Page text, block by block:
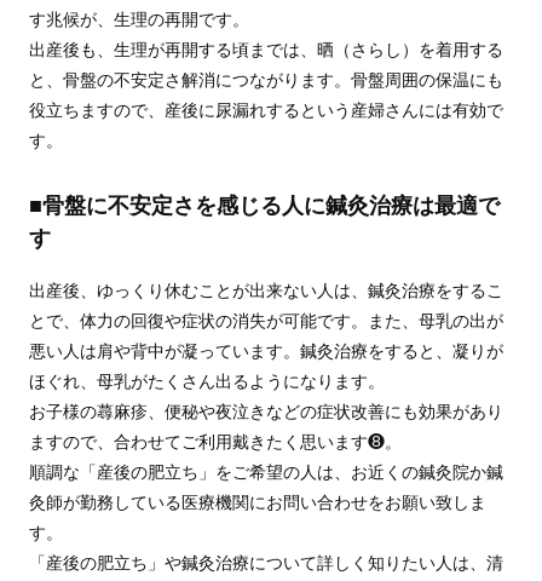
す兆候が、生理の再開です。
出産後も、生理が再開する頃までは、晒（さらし）を着用する
と、骨盤の不安定さ解消につながります。骨盤周囲の保温にも
役立ちますので、産後に尿漏れするという産婦さんには有効で
す。
■骨盤に不安定さを感じる人に鍼灸治療は最適で
す
出産後、ゆっくり休むことが出来ない人は、鍼灸治療をするこ
とで、体力の回復や症状の消失が可能です。また、母乳の出が
悪い人は肩や背中が凝っています。鍼灸治療をすると、凝りが
ほぐれ、母乳がたくさん出るようになります。
お子様の蕁麻疹、便秘や夜泣きなどの症状改善にも効果があり
ますので、合わせてご利用戴きたく思います❽。
順調な「産後の肥立ち」をご希望の人は、お近くの鍼灸院か鍼
灸師が勤務している医療機関にお問い合わせをお願い致しま
す。
「産後の肥立ち」や鍼灸治療について詳しく知りたい人は、清